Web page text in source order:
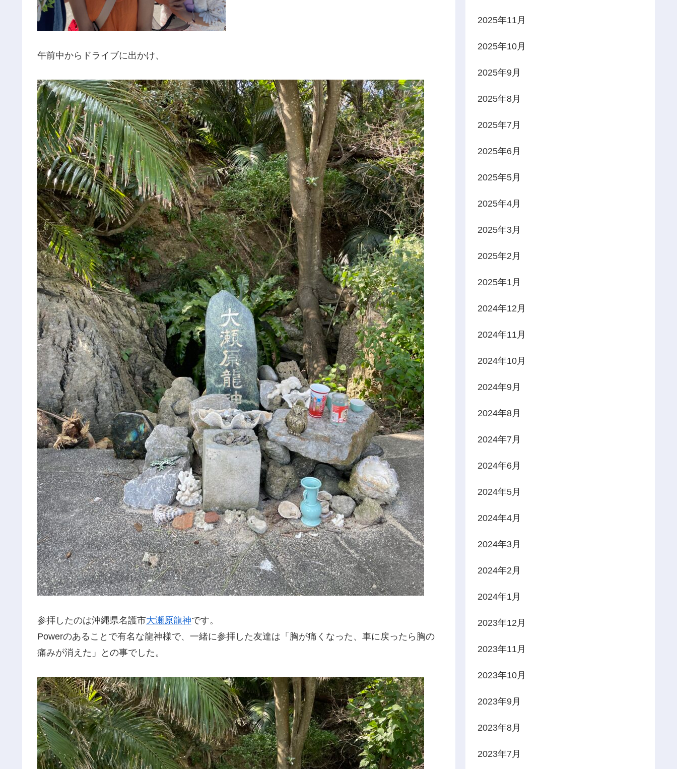
午前中からドライブに出かけ、
参拝したのは沖縄県名護市大瀬原龍神です。
Powerのあることで有名な龍神様で、一緒に参拝した友達は「胸が痛くなった、車に戻ったら胸の
痛みが消えた」との事でした。
2025年11月
2025年10月
2025年9月
2025年8月
2025年7月
2025年6月
2025年5月
2025年4月
2025年3月
2025年2月
2025年1月
2024年12月
2024年11月
2024年10月
2024年9月
2024年8月
2024年7月
2024年6月
2024年5月
2024年4月
2024年3月
2024年2月
2024年1月
2023年12月
2023年11月
2023年10月
2023年9月
2023年8月
2023年7月